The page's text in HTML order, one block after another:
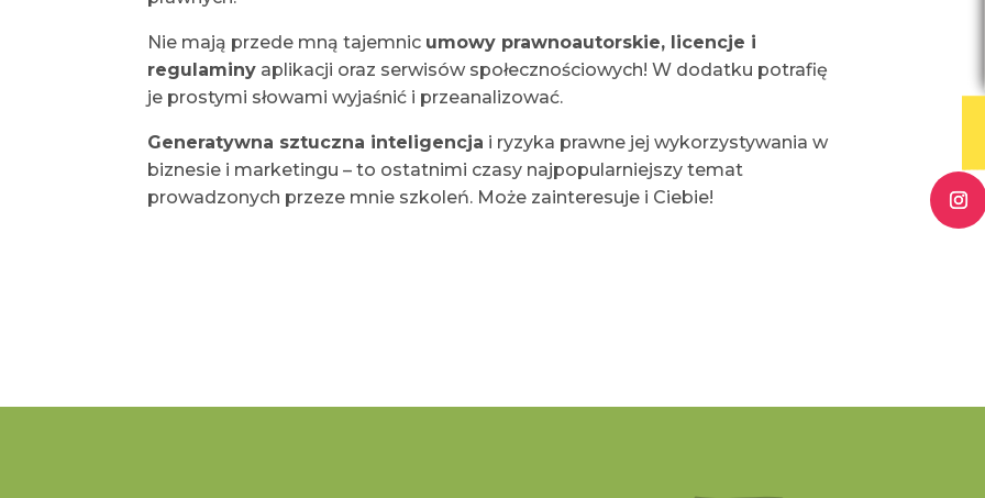
Nie mają przede mną tajemnic umowy prawnoautorskie, licencje i
regulaminy aplikacji oraz serwisów społecznościowych! W dodatku potrafię
je prostymi słowami wyjaśnić i przeanalizować.
Generatywna sztuczna inteligencja i ryzyka prawne jej wykorzystywania w
biznesie i marketingu – to ostatnimi czasy najpopularniejszy temat
prowadzonych przeze mnie szkoleń. Może zainteresuje i Ciebie!